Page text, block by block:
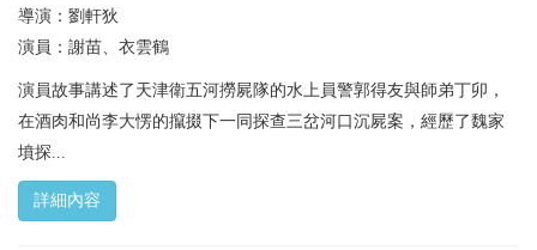
導演：劉軒狄
演員：謝苗、衣雲鶴
演員故事講述了天津衛五河撈屍隊的水上員警郭得友與師弟丁卯，
在酒肉和尚李大愣的攛掇下一同探查三岔河口沉屍案，經歷了魏家
墳探...
詳細內容